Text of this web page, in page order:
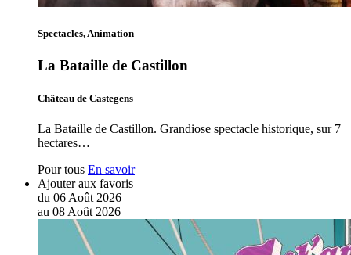
Spectacles, Animation
La Bataille de Castillon
Château de Castegens
La Bataille de Castillon. Grandiose spectacle historique, sur 7
hectares…
Pour tous En savoir
Ajouter aux favoris
du 06 Août 2026
au 08 Août 2026